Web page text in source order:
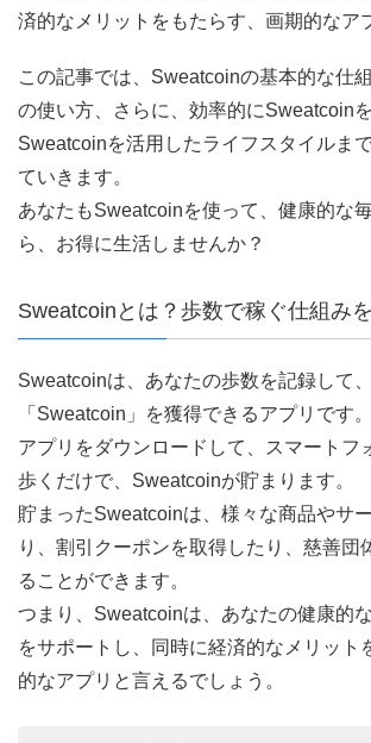
済的なメリットをもたらす、画期的なア
この記事では、Sweatcoinの基本的な仕
の使い方、さらに、効率的にSweatcoin
Sweatcoinを活用したライフスタイルま
ていきます。
あなたもSweatcoinを使って、健康的な
ら、お得に生活しませんか？
Sweatcoinとは？歩数で稼ぐ仕組み
Sweatcoinは、あなたの歩数を記録して
「Sweatcoin」を獲得できるアプリです。
アプリをダウンロードして、スマートフ
歩くだけで、Sweatcoinが貯まります。
貯まったSweatcoinは、様々な商品やサ
り、割引クーポンを取得したり、慈善団
ることができます。
つまり、Sweatcoinは、あなたの健康的
をサポートし、同時に経済的なメリット
的なアプリと言えるでしょう。